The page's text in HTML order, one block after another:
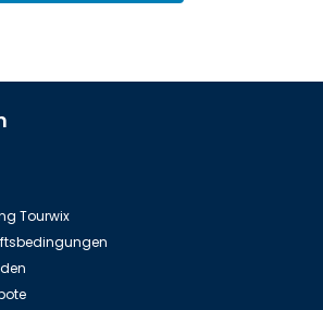
Antalya Belek
Tourwix